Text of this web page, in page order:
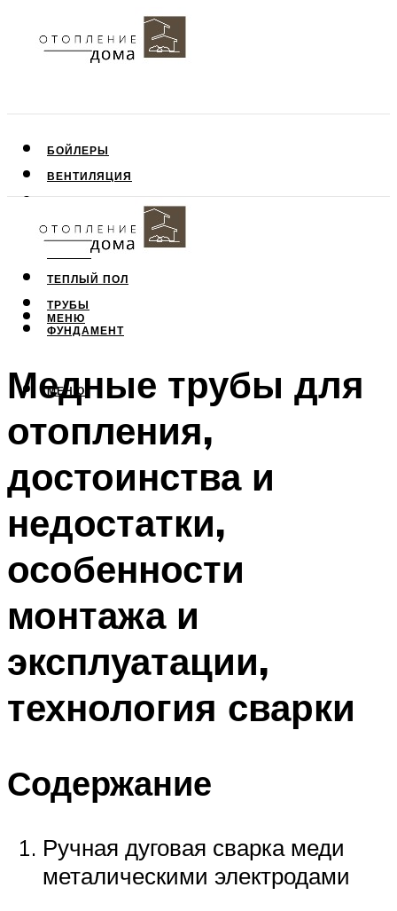
БОЙЛЕРЫ
ВЕНТИЛЯЦИЯ
ПОТОЛОК
СТЕНЫ
ТЕПЛЫЙ ПОЛ
ТРУБЫ
ФУНДАМЕНТ
МЕНЮ
МЕНЮ
Медные трубы для
отопления,
достоинства и
недостатки,
особенности
монтажа и
эксплуатации,
технология сварки
Содержание
Ручная дуговая сварка меди
металическими электродами